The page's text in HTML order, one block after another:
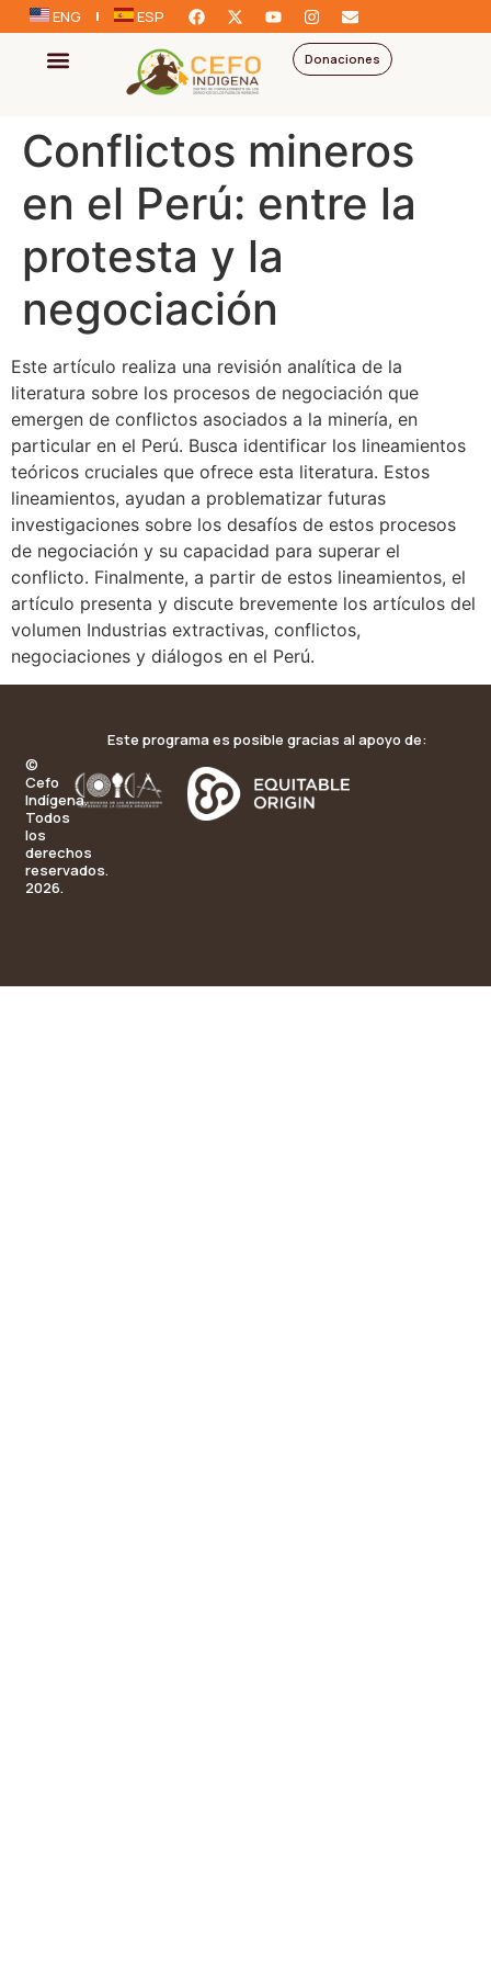
ENG ESP
Donaciones
Conflictos mineros
en el Perú: entre la
protesta y la
negociación
Este artículo realiza una revisión analítica de la
literatura sobre los procesos de negociación que
emergen de conflictos asociados a la minería, en
particular en el Perú. Busca identificar los lineamientos
teóricos cruciales que ofrece esta literatura. Estos
lineamientos, ayudan a problematizar futuras
investigaciones sobre los desafíos de estos procesos
de negociación y su capacidad para superar el
conflicto. Finalmente, a partir de estos lineamientos, el
artículo presenta y discute brevemente los artículos del
volumen Industrias extractivas, conflictos,
negociaciones y diálogos en el Perú.
©
Cefo
Indígena.
Todos
los
derechos
reservados.
2026.
Este programa es posible gracias al apoyo de: